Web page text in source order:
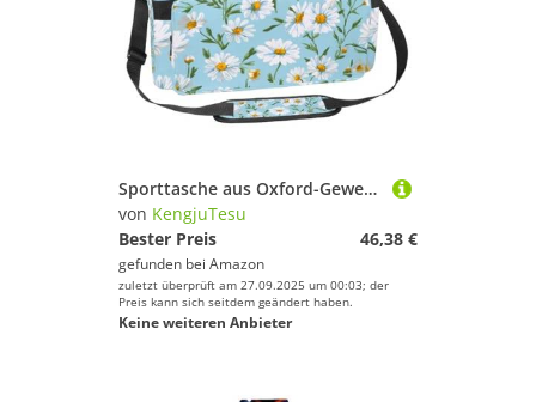
Sporttasche aus Oxford-Gewebe, mit abnehmbarem Schultergurt, Trainings-Handtasche, Übernachtungstasche für Damen und Herren, Weiß, Gänseblümchenblau, Mehrfarbig 7, Einheitsgröße, Handgepäck
von KengjuTesu
Bester Preis
46,38 €
gefunden bei Amazon
zuletzt überprüft am 27.09.2025 um 00:03; der
Preis kann sich seitdem geändert haben.
Keine weiteren Anbieter